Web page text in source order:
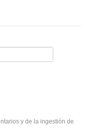
y de la ingestión de